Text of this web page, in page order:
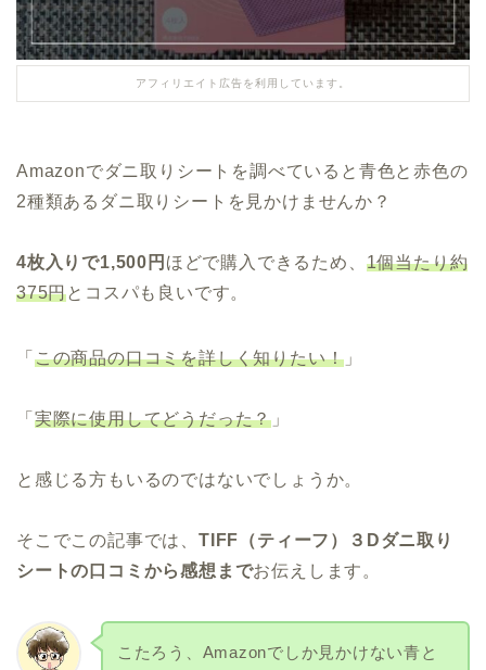
アフィリエイト広告を利用しています。
Amazonでダニ取りシートを調べていると青色と赤色の
2種類あるダニ取りシートを見かけませんか？
4枚入りで1,500円 ほどで購入できるため、 1個当たり約
375円とコスパも良いです。
「 この商品の口コミを詳しく知りたい！ 」
「 実際に使用してどうだった？ 」
と感じる方もいるのではないでしょうか。
そこでこの記事では、 TIFF（ティーフ）３Dダニ取り
シートの口コミから感想までお伝えします。
こたろう、Amazonでしか見かけない青と